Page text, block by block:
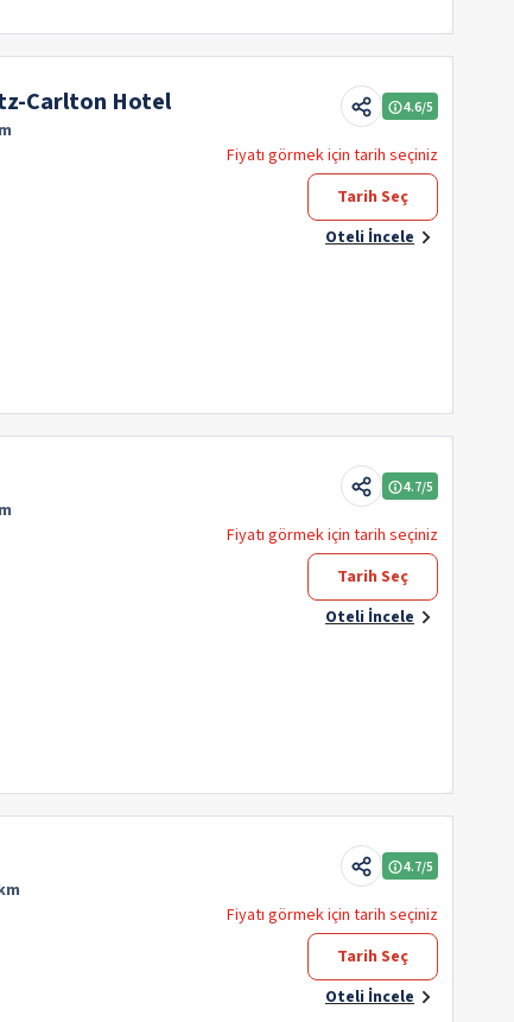
Carlton Hotel 4.6/5
Fiyatı görmek için tarih seçiniz
Tarih Seç
Oteli İncele
4.7/5
Fiyatı görmek için tarih seçiniz
Tarih Seç
Oteli İncele
4.7/5
Fiyatı görmek için tarih seçiniz
Tarih Seç
Oteli İncele